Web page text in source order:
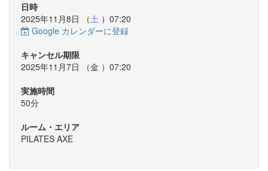
日時
2025年11月8日 （土 ）07:20
Google カレンダーに登録
キャンセル期限
2025年11月7日 （金 ）07:20
実施時間
50分
ルーム・エリア
PILATES AXE